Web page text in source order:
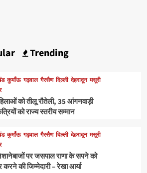
Trending
कुमाँऊ गढ़वाल गैरसैण दिल्ली देहरादून मसूरी
को तीलू रौतेली, 35 आंगनवाड़ी
को राज्य स्तरीय सम्मान
कुमाँऊ गढ़वाल गैरसैण दिल्ली देहरादून मसूरी
पर जसपाल राणा के सपने को
करने की जिम्मेदारी – रेखा आर्या